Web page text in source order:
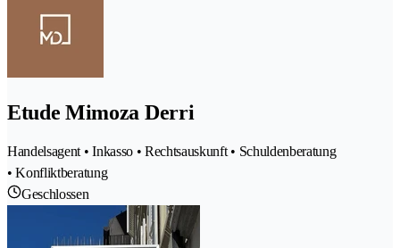
Etude Mimoza Derri
Handelsagent • Inkasso • Rechtsauskunft • Schuldenberatung
• Konfliktberatung
Geschlossen